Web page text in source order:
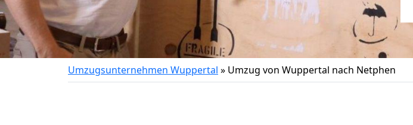
Umzugsunternehmen Wuppertal » Umzug von Wuppertal nach Netphen